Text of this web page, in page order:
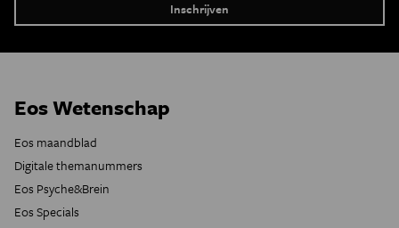
Eos Wetenschap
Eos maandblad
Digitale themanummers
Eos Psyche&Brein
Eos Specials